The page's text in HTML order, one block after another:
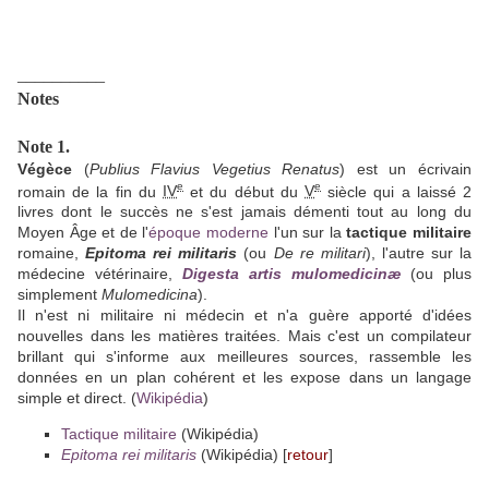
Notes
Note 1.
Végèce (Publius Flavius Vegetius Renatus) est un écrivain
romain de la fin du IVe et du début du Ve
siècle qui a laissé 2
livres dont le succès ne s'est jamais démenti tout au long du
Moyen Âge et de l'époque moderne l'un sur latactique militaire
romaine,Epitoma rei militaris (ou De re militari), l'autre sur la
médecine vétérinaire, Digesta artis mulomedicinæ (ou plus
simplement Mulomedicina).
Il n'est ni militaire ni médecin et n'a guère apporté d'idées
nouvelles dans les matières traitées. Mais c'est un compilateur
brillant qui s'informe aux meilleures sources, rassemble les
données en un plan cohérent et les expose dans un langage
simple et direct. (Wikipédia)
Tactique militaire (Wikipédia)
Epitoma rei militaris (Wikipédia) [retour]